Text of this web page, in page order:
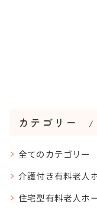
カテゴリー
全てのカテゴリー
介護付き有料老人
住宅型有料老人ホ